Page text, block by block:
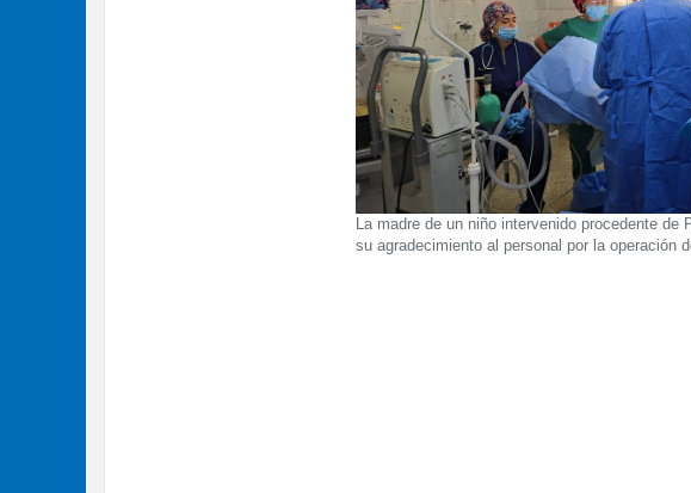
La madre de un niño intervenido procedente
su agradecimiento al personal por la operación